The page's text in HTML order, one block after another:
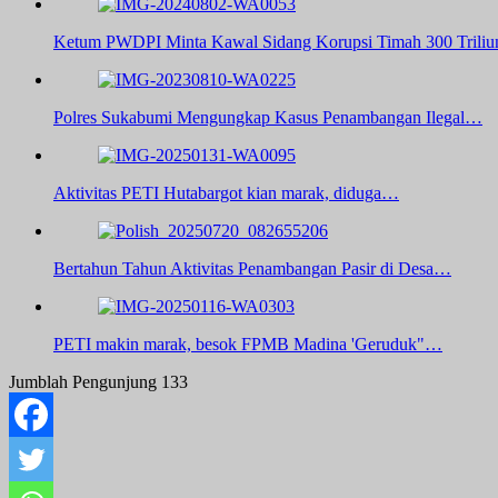
Ketum PWDPI Minta Kawal Sidang Korupsi Timah 300
Polres Sukabumi Mengungkap Kasus Penambangan Ilegal…
Aktivitas PETI Hutabargot kian marak, diduga…
Bertahun Tahun Aktivitas Penambangan Pasir di Desa…
PETI makin marak, besok FPMB Madina 'Geruduk"…
Jumblah Pengunjung 133